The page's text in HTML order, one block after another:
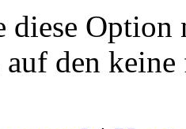
diese
den